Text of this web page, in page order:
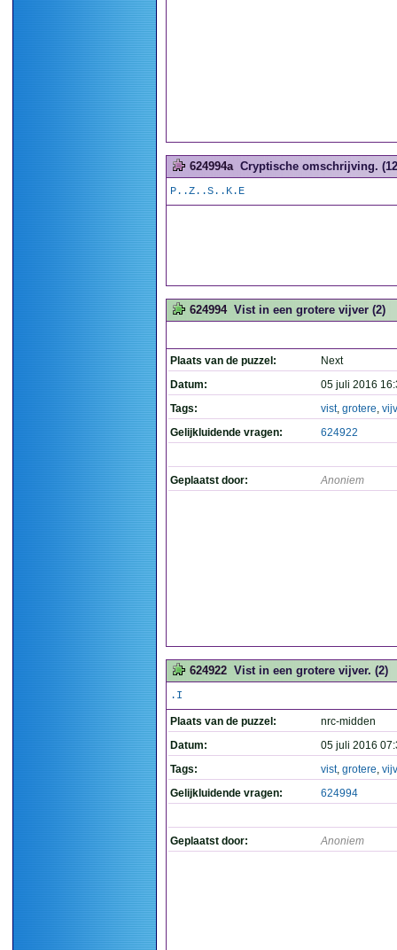
624994a Cryptische omschrijving.
P..Z..S..K.E
624994 Vist in een grotere vijver (2)
Plaats van de puzzel:
Next
Datum:
05 juli 2016
Tags:
vist, grotere,
Gelijkluidende vragen:
624922
Geplaatst door: Anoniem
624922 Vist in een grotere vijver. (2)
.I
Plaats van de puzzel:
nrc-midden
Datum:
05 juli 2016
Tags:
vist, grotere,
Gelijkluidende vragen:
624994
Geplaatst door: Anoniem